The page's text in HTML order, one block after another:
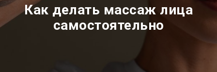
Как делать массаж лица
самостоятельно